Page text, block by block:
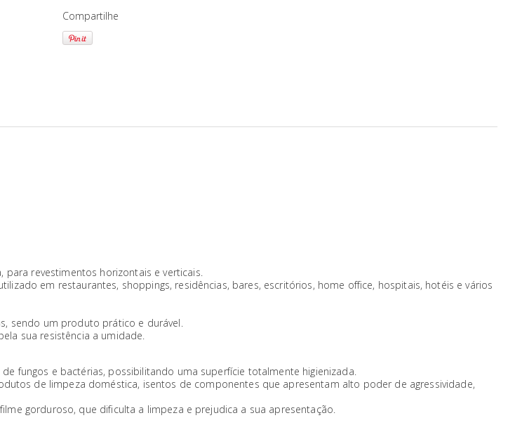
Compartilhe
para revestimentos horizontais e verticais.
em restaurantes, shoppings, residências, bares, escritórios, home office, hospitais, hotéis e vários
sendo um produto prático e durável.
sua resistência a umidade.
fungos e bactérias, possibilitando uma superfície totalmente higienizada.
de limpeza doméstica, isentos de componentes que apresentam alto poder de agressividade,
gorduroso, que dificulta a limpeza e prejudica a sua apresentação.